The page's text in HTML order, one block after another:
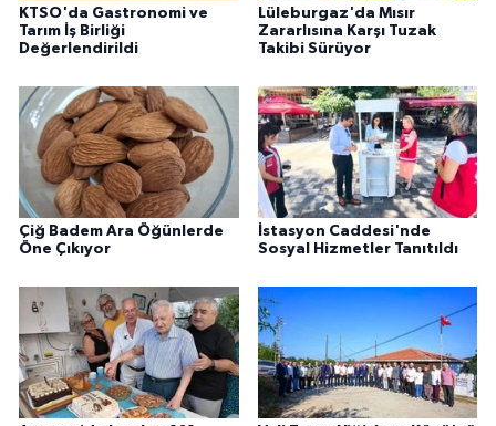
KTSO'da Gastronomi ve
Tarım İş Birliği
Değerlendirildi
Lüleburgaz'da Mısır
Zararlısına Karşı Tuzak
Takibi Sürüyor
Çiğ Badem Ara Öğünlerde
Öne Çıkıyor
İstasyon Caddesi'nde
Sosyal Hizmetler Tanıtıldı